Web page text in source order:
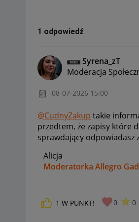
1 odpowiedź
Syrena_zT
Moderacja
‎08-07-2026 15:00
@CudnyZakup takie
przedtem, że zapisy które
sprawdający odpowiadasz
Alicja
Moderatorka Allegro
1 W PUNKT! 0 0